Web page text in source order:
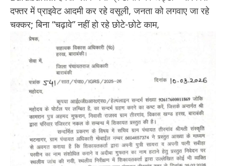
दफ्तर में प्राइवेट आदमी कर रहे वसूली, जनता को लगवाए जा रहे
चक्कर; बिना “चढ़ावे” नहीं हो रहे छोटे-छोटे काम,